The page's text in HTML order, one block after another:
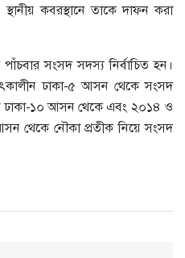
কবরস্থানে তাকে দাফন করা
সংসদ সদস্য নির্বাচিত হন।
ঢাকা-৫ আসন থেকে সংসদ
ঢাকা-১০ আসন থেকে এবং ২০১৪ ও
থেকে নৌকা প্রতীক নিয়ে সংসদ